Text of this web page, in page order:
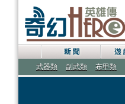
武器類 副武類 布甲類